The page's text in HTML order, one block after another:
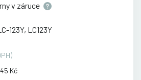
v záruce
123Y, LC123Y
Kč